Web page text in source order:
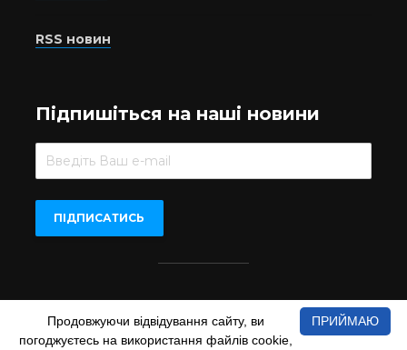
RSS новин
Підпишіться на наші новини
Beer.UA © 2016-2022
При копіюванні матеріалів з сайту обов'язкове пряме
відкрите для пошукових систем гіперпосилання на сайт
ПРИЙМАЮ
Продовжуючи відвідування сайту, ви
погоджуєтесь на використання файлів cookie,